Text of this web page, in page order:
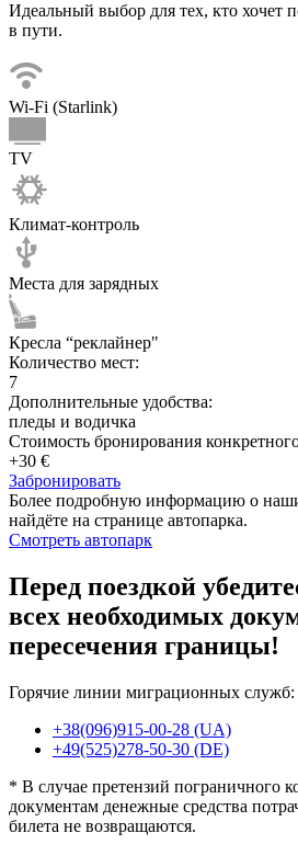
Идеальный выбор для тех, кто хочет
в пути.
Wi-Fi (Starlink)
TV
Климат-контроль
Места для зарядных
Кресла “реклайнер"
Количество мест:
7
Дополнительные удобства:
пледы и водичка
Стоимость бронирования
+30 €
Забронировать
Более подробную информацию о
найдёте на странице автопарка.
Смотреть автопарк
Перед поездкой
всех необходимых
пересечения границы!
Горячие линии миграционных служб:
+38(096)915-00-28 (UA)
+49(525)278-50-30 (DE)
* В случае претензий пограничного
документам денежные средства
билета не возвращаются.